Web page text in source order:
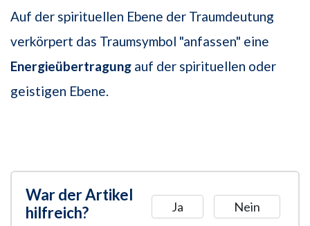
Auf der spirituellen Ebene der Traumdeutung
verkörpert das Traumsymbol "anfassen" eine
Energieübertragung auf der spirituellen oder
geistigen Ebene.
War der Artikel
hilfreich?
Ja Nein